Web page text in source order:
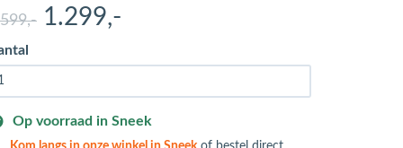
,-1.299,-
Op voorraad in Sneek